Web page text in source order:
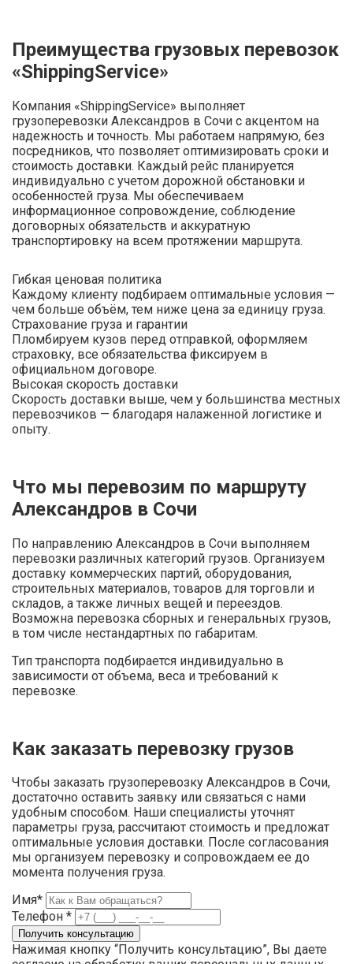
Преимущества грузовых перевозок
«ShippingService»
Компания «ShippingService» выполняет
грузоперевозки Александров в Сочи с акцентом на
надежность и точность. Мы работаем напрямую, без
посредников, что позволяет оптимизировать сроки и
стоимость доставки. Каждый рейс планируется
индивидуально с учетом дорожной обстановки и
особенностей груза. Мы обеспечиваем
информационное сопровождение, соблюдение
договорных обязательств и аккуратную
транспортировку на всем протяжении маршрута.
Гибкая ценовая политика
Каждому клиенту подбираем оптимальные условия —
чем больше объём, тем ниже цена за единицу груза.
Страхование груза и гарантии
Пломбируем кузов перед отправкой, оформляем
страховку, все обязательства фиксируем в
официальном договоре.
Высокая скорость доставки
Скорость доставки выше, чем у большинства местных
перевозчиков — благодаря налаженной логистике и
опыту.
Что мы перевозим по маршруту
Александров в Сочи
По направлению Александров в Сочи выполняем
перевозки различных категорий грузов. Организуем
доставку коммерческих партий, оборудования,
строительных материалов, товаров для торговли и
складов, а также личных вещей и переездов.
Возможна перевозка сборных и генеральных грузов,
в том числе нестандартных по габаритам.
Тип транспорта подбирается индивидуально в
зависимости от объема, веса и требований к
перевозке.
Как заказать перевозку грузов
Чтобы заказать грузоперевозку Александров в Сочи,
достаточно оставить заявку или связаться с нами
удобным способом. Наши специалисты уточнят
параметры груза, рассчитают стоимость и предложат
оптимальные условия доставки. После согласования
мы организуем перевозку и сопровождаем ее до
момента получения груза.
Имя*
Телефон *
Нажимая кнопку “Получить консультацию”, Вы даете